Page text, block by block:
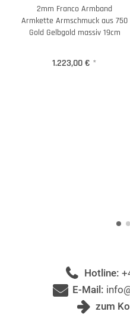
2mm Franco Armband
Armkette Armschmuck aus 750
Gold Gelbgold massiv 19cm
1.223,00 € *
Hotline:
E-Mail:
zum